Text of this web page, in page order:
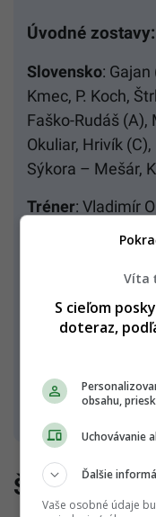
Úvodné zostavy:
Slovensko:
Kmec, P. Koch,
Faško-Rudáš (A),
Okuliar, Hrivík
Sýkora – Mešár,
Tréner: Vladimír
:
Spornberger,
Luca –
Segafredo,
Tréner
: Jukka
Šesť bodov
Víta
S cieľom
doteraz,
obsahu,
Uchovávanie
Ďalšie
Vaše osobné údaje